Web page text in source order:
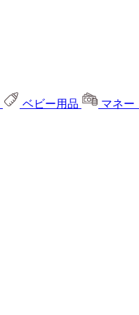
ベビー用品 マネー